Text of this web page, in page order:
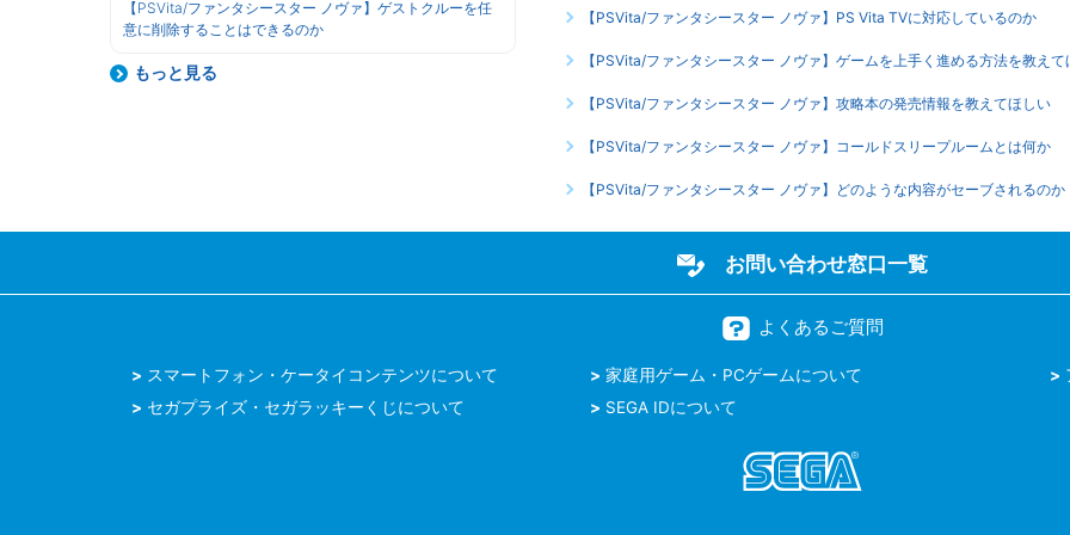
【PSVita/ファンタシースター ノヴァ】ゲストクルーを任
意に削除することはできるのか
もっと見る
【PSVita/ファンタシースター ノヴァ】PS Vita TVに対応しているのか
【PSVita/ファンタシースター ノヴァ】ゲームを上手く進める方法を教えて
【PSVita/ファンタシースター ノヴァ】攻略本の発売情報を教えてほしい
【PSVita/ファンタシースター ノヴァ】コールドスリープルームとは何か
【PSVita/ファンタシースター ノヴァ】どのような内容がセーブされるのか
お問い合わせ窓口一覧
よくあるご質問
スマートフォン・ケータイコンテンツについて 家庭用ゲーム・PCゲームについて
セガプライズ・セガラッキーくじについて
SEGA IDについて